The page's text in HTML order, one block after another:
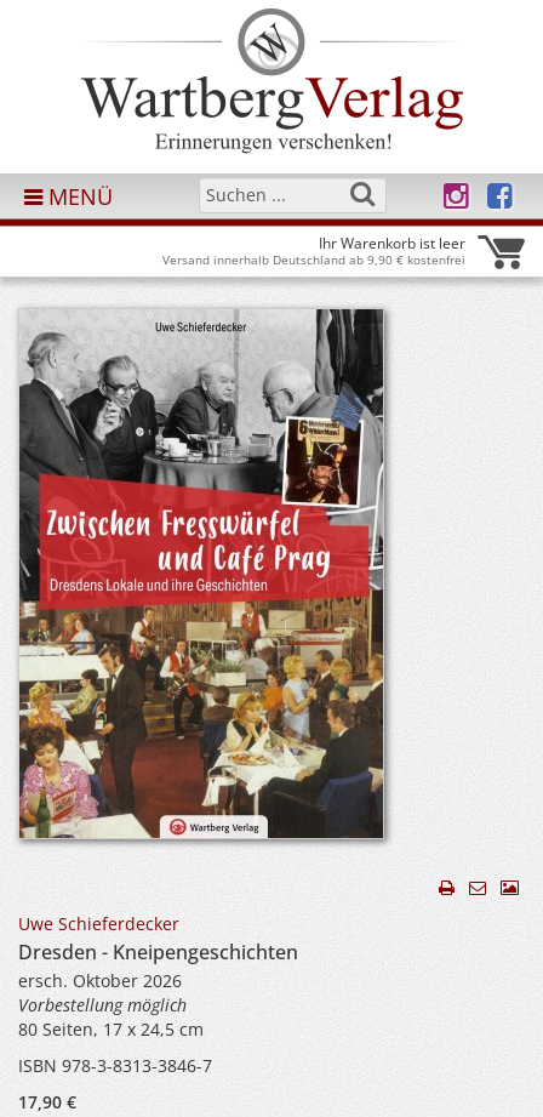
MENÜ
Ihr Warenkorb ist leer
Versand innerhalb Deutschland ab 9,90 € kostenfrei
Uwe Schieferdecker
Dresden - Kneipengeschichten
ersch. Oktober 2026
Vorbestellung möglich
80 Seiten, 17 x 24,5 cm
ISBN 978-3-8313-3846-7
17,90 €